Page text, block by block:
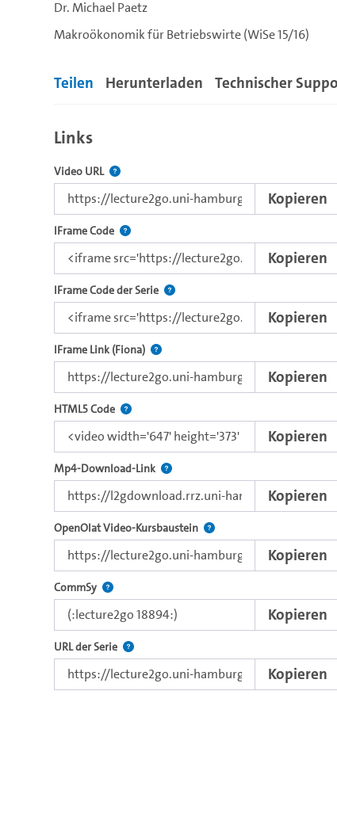
Dr. Michael Paetz
Makroökonomik für Betriebswirte (WiSe 15/16)
Teilen Herunterladen Technischer
Links
Video URL Der Link zu diesem Video
Kopieren
IFrame Code Nutzen Sie diesen Code, um das Video mit
Kopieren
IFrame Code der Serie Nutzen Sie diesen Code, um das
Kopieren
IFrame Link (Fiona) Direkter IFrame-Link zur Weitergabe
Kopieren
HTML5 Code Nutzen Sie diesen Code, um das Video mit
Kopieren
Mp4-Download-Link Kopieren Sie den Download-Link
Kopieren
OpenOlat Video-Kursbaustein Verwenden Sie diesen
Kopieren
CommSy Nutzen Sie diesen Code, um das Video in
Kopieren
URL der Serie Der Link zur Serie.
Kopieren